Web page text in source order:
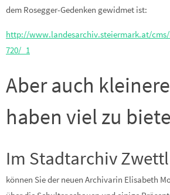
dem Rosegger-Gedenken gewidmet ist:
http://www.landesarchiv.steiermark.at/cms/
720/_1
Aber auch
haben viel zu
Im Stadtarchiv Zwettl
können Sie der neuen Archivarin Elisabeth